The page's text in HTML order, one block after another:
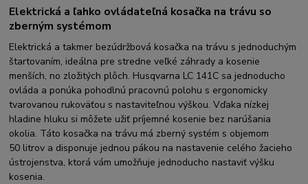
Elektrická a ľahko ovládateľná kosačka na trávu so
zberným systémom
Elektrická a takmer bezúdržbová kosačka na trávu s jednoduchým
štartovaním, ideálna pre stredne veľké záhrady a kosenie
menších, no zložitých plôch. Husqvarna LC 141C sa jednoducho
ovláda a ponúka pohodlnú pracovnú polohu s ergonomicky
tvarovanou rukoväťou s nastaviteľnou výškou. Vďaka nízkej
hladine hluku si môžete užiť príjemné kosenie bez narúšania
okolia. Táto kosačka na trávu má zberný systém s objemom
50 litrov a disponuje jednou pákou na nastavenie celého žacieho
ústrojenstva, ktorá vám umožňuje jednoducho nastaviť výšku
kosenia.